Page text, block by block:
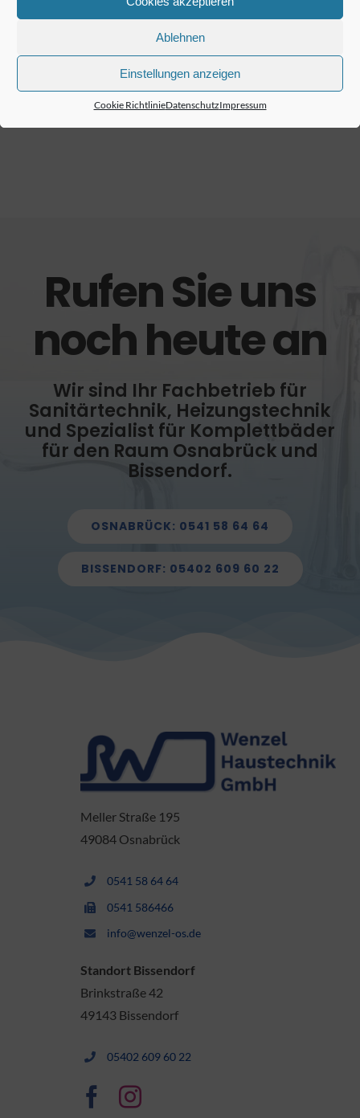
Ablehnen
Einstellungen anzeigen
Cookie RichtlinieDatenschutzImpressum
Rufen Sie uns
noch heute an
Wir sind Ihr Fachbetrieb für
Sanitärtechnik, Heizungstechnik
und Spezialist für Komplettbäder
für den Raum Osnabrück und
Bissendorf.
OSNABRÜCK: 0541 58 64 64
BISSENDORF: 05402 609 60 22
Meller Straße 195
49084 Osnabrück
0541 58 64 64
0541 586466
info@wenzel-os.de
Standort Bissendorf
Brinkstraße 42
49143 Bissendorf
05402 609 60 22